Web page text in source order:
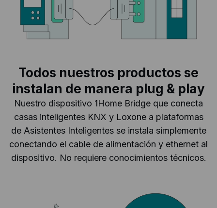
Todos nuestros productos se
instalan de manera plug & play
Nuestro dispositivo 1Home Bridge que conecta
casas inteligentes KNX y Loxone a plataformas
de Asistentes Inteligentes se instala simplemente
conectando el cable de alimentación y ethernet al
dispositivo. No requiere conocimientos técnicos.